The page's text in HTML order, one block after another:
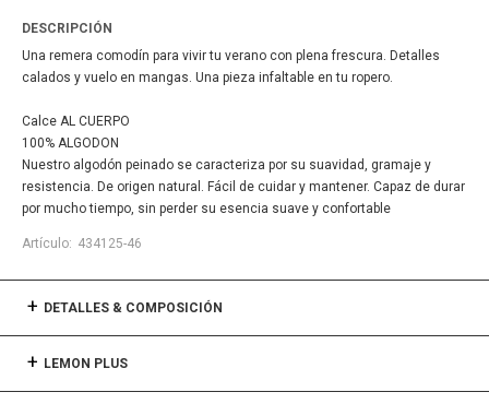
DESCRIPCIÓN
Una remera comodín para vivir tu verano con plena frescura. Detalles
calados y vuelo en mangas. Una pieza infaltable en tu ropero.
Calce AL CUERPO
100% ALGODON
Nuestro algodón peinado se caracteriza por su suavidad, gramaje y
resistencia. De origen natural. Fácil de cuidar y mantener. Capaz de durar
por mucho tiempo, sin perder su esencia suave y confortable
434125-46
DETALLES & COMPOSICIÓN
LEMON PLUS